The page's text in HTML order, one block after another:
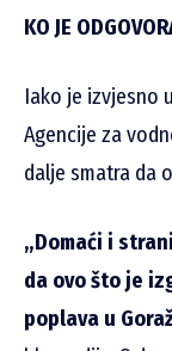
KO JE
Iako je izvjesno
Agencije za
dalje smatra da
„Domaći i
da ovo što je
poplava u